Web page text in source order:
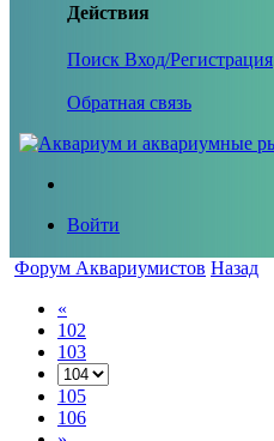
Действия
Поиск Вход/Регистрация
Обратная связь
Войти
Форум Аквариумистов Назад
«
102
103
105
106